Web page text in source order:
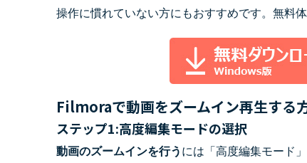
操作に慣れていない方にもおすすめです。無料
Filmoraで動画をズームイン再生する
ステップ1:高度編集モードの選択
動画のズームインを行う には「高度編集モード